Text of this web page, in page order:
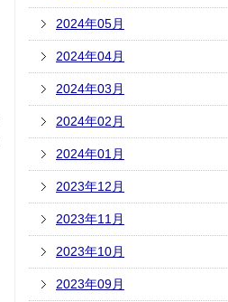
2024年05月
2024年04月
2024年03月
2024年02月
2024年01月
2023年12月
2023年11月
2023年10月
2023年09月